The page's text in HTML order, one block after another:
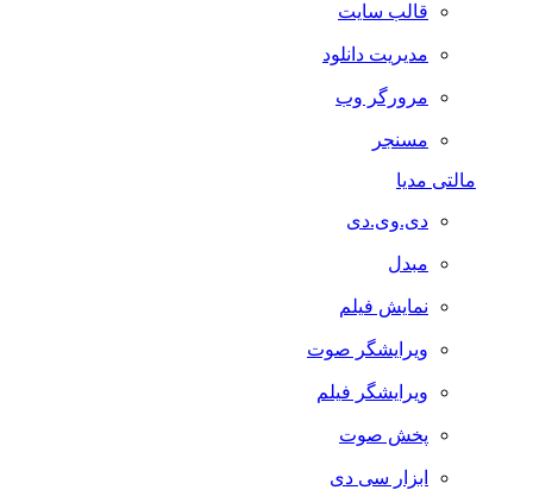
قالب سایت
مدیریت دانلود
مرورگر وب
مسنجر
مالتی مدیا
دی.وی.دی
مبدل
نمایش فیلم
ویرایشگر صوت
ویرایشگر فیلم
پخش صوت
ابزار سی دی